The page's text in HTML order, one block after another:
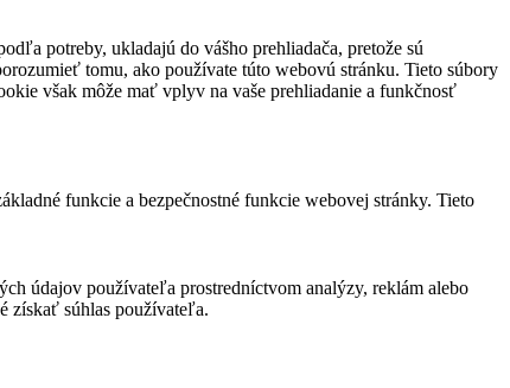
potreby, ukladajú do vášho prehliadača, pretože sú
tomu, ako používate túto webovú stránku. Tieto súbory
však môže mať vplyv na vaše prehliadanie a funkčnosť
funkcie a bezpečnostné funkcie webovej stránky. Tieto
údajov používateľa prostredníctvom analýzy, reklám alebo
získať súhlas používateľa.